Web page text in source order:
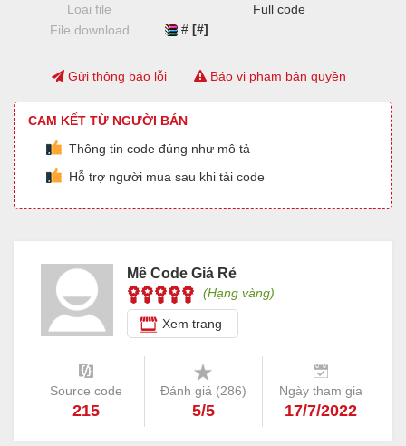
Loại file
Full code
File download
#[#]
Gửi thông báo lỗi Báo vi phạm bản quyền
CAM KẾT TỪ NGƯỜI BÁN
Thông tin code đúng như mô tả
Hỗ trợ người mua sau khi tải code
Mê Code Giá Rẻ
(Hạng vàng)
Xem trang
Source code
215
Đánh giá (286)
5/5
Ngày tham gia
17/7/2022